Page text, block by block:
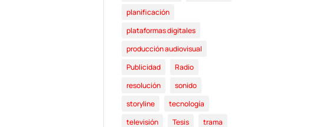
planificación
plataformas digitales
producción audiovisual
Publicidad
Radio
resolución
sonido
storyline
tecnología
televisión
Tesis
trama